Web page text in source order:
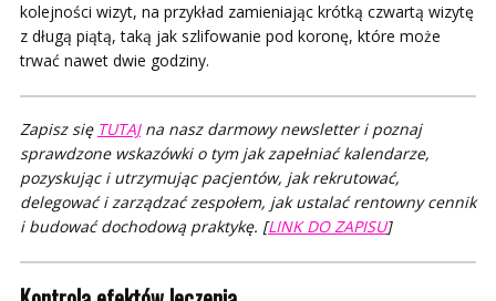
kolejności wizyt, na przykład zamieniając krótką czwartą wizytę
z długą piątą, taką jak szlifowanie pod koronę, które może
trwać nawet dwie godziny.
Zapisz się TUTAJna nasz darmowy newsletter i poznaj
sprawdzone wskazówki o tym jak zapełniać kalendarze,
pozyskując i utrzymując pacjentów, jak rekrutować,
delegować i zarządzać zespołem, jak ustalać rentowny cennik
i budować dochodową praktykę. [LINK DO ZAPISU]